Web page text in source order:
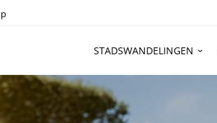
STADSWANDELINGEN